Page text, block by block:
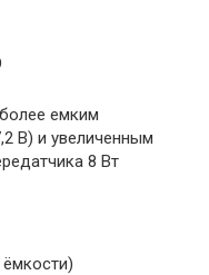
емким
В) и увеличенным
8 Вт